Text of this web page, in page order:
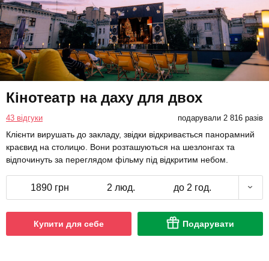
Кінотеатр на даху для двох
43 відгуки подарували 2 816 разів
Клієнти вирушать до закладу, звідки відкривається панорамний
краєвид на столицю. Вони розташуються на шезлонгах та
відпочинуть за переглядом фільму під відкритим небом.
1890 грн 2 люд. до 2 год.
Купити для себе Подарувати